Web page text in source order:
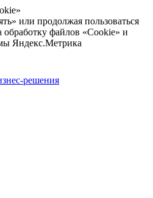
или продолжая пользоваться
обработку файлов «Cookie» и
Яндекс.Метрика
решения